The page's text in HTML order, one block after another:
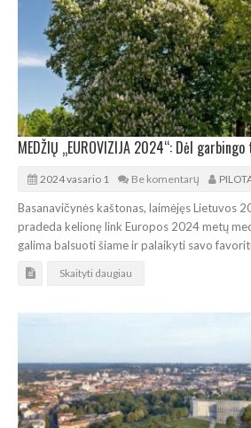
2024 vasario 1 Be komentarų
Basanavičynės kaštonas, laimėjęs Lietuvos
pradeda kelionę link Europos 2024 metų
galima balsuoti šiame ir palaikyti savo
Skaityti daugiau